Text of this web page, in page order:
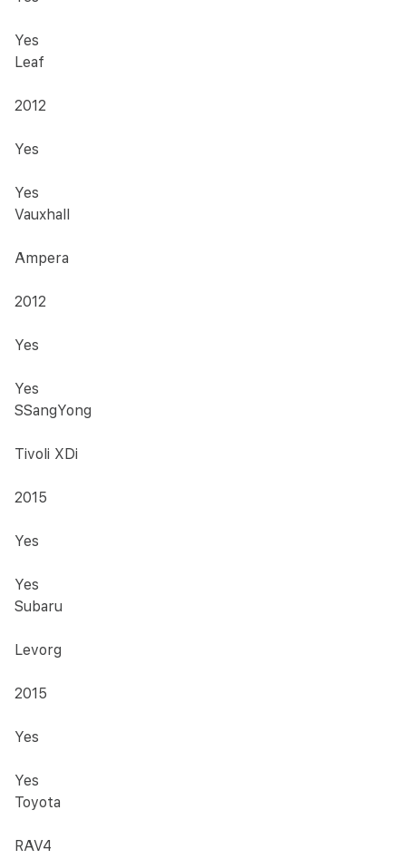
Yes
Leaf
2012
Yes
Yes
Vauxhall
Ampera
2012
Yes
Yes
SSangYong
Tivoli XDi
2015
Yes
Yes
Subaru
Levorg
2015
Yes
Yes
Toyota
RAV4